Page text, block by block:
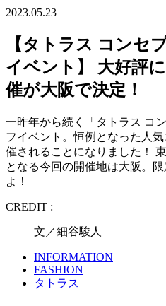
2023.05.23
【タトラス コンセ
イベント】 大好評
催が大阪で決定！
一昨年から続く「タトラス コ
フイベント。恒例となった人
催されることになりました！
となる今回の開催地は大阪。
よ！
CREDIT :
文／細谷駿人
INFORMATION
FASHION
タトラス